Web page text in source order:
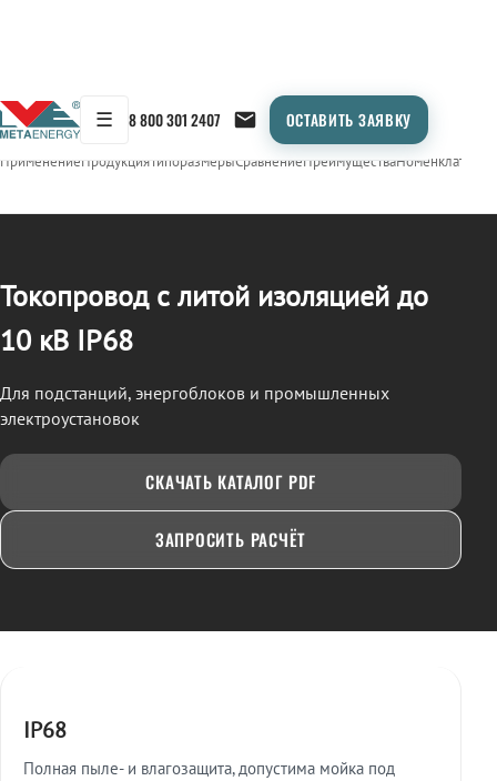
☰ 8 800 301 2407 ОСТАВИТЬ ЗАЯВКУ
← Продукция/ТОКОПРОВОД
ПрименениеПродукцияТипоразмерыСравнениеПреимуществаНоменклатура
Токопровод с литой изоляцией до
10 кВ IP68
Для подстанций, энергоблоков и промышленных
электроустановок
СКАЧАТЬ КАТАЛОГ PDF
ЗАПРОСИТЬ РАСЧЁТ
IP68
Полная пыле- и влагозащита, допустима мойка под